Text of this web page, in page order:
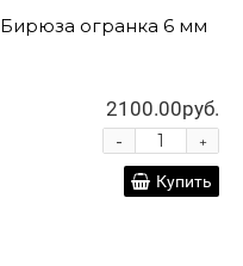
Бирюза огранка 6 мм
2100.00руб.
+
-
Купить